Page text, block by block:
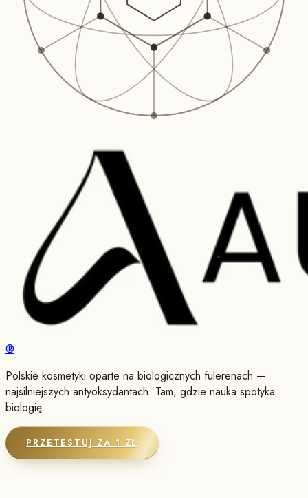
®
Polskie kosmetyki oparte na biologicznych fulerenach —
najsilniejszych antyoksydantach. Tam, gdzie nauka spotyka
biologię.
PRZETESTUJ ZA 1 ZŁ